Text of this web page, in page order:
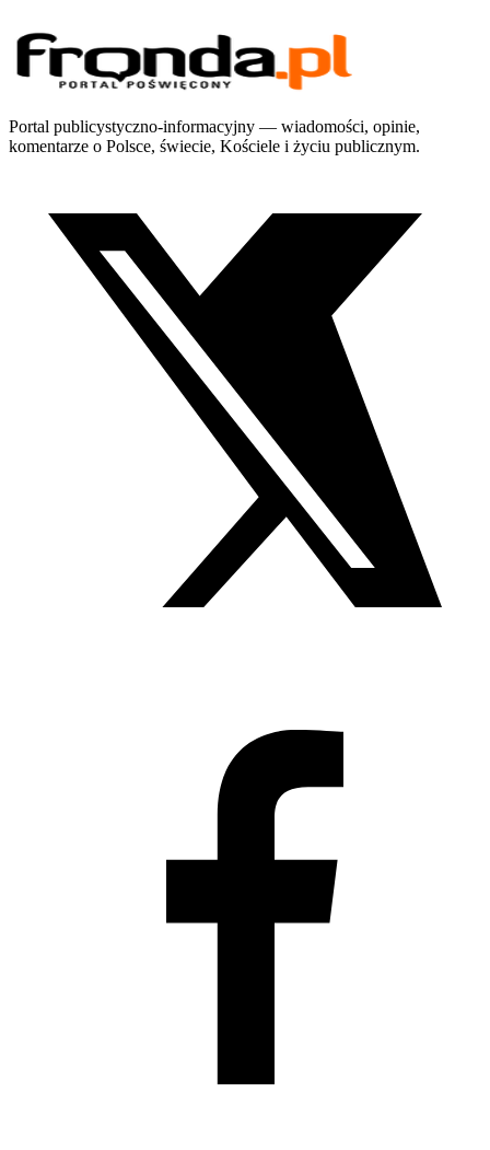
Portal publicystyczno-informacyjny — wiadomości, opinie,
komentarze o Polsce, świecie, Kościele i życiu publicznym.